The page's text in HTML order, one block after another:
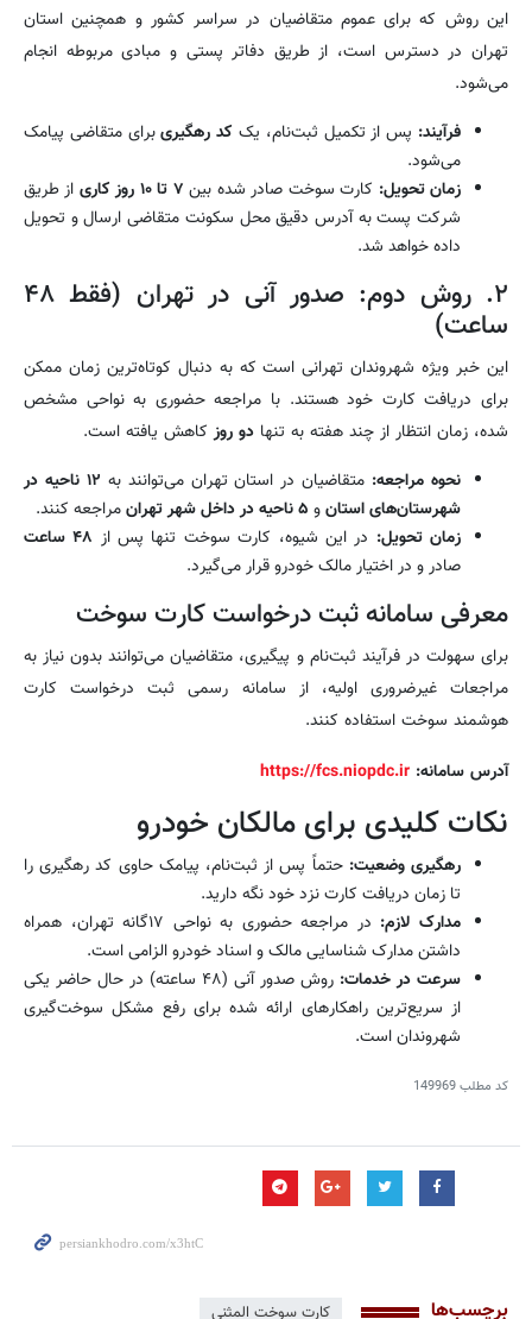
این روش که برای عموم متقاضیان در سراسر کشور و همچنین استان
تهران در دسترس است، از طریق دفاتر پستی و مبادی مربوطه انجام
می‌شود.
فرآیند: پس از تکمیل ثبت‌نام، یک کد رهگیریبرای متقاضی پیامک
می‌شود.
زمان تحویل: کارت سوخت صادر شده بین ۷ تا ۱۰ روز کاری
از طریق
شرکت پست به آدرس دقیق محل سکونت متقاضی ارسال و تحویل
داده خواهد شد.
۲. روش دوم: صدور آنی در تهران (فقط ۴۸
ساعت)
این خبر ویژه شهروندان تهرانی است که به دنبال کوتاه‌ترین زمان ممکن
برای دریافت کارت خود هستند. با مراجعه حضوری به نواحی مشخص
شده، زمان انتظار از چند هفته به تنها دو روزکاهش یافته است.
نحوه مراجعه: متقاضیان در استان تهران می‌توانند به
۱۲ ناحیه در
شهرستان‌های استانو ۵ ناحیه در داخل شهر تهران
مراجعه کنند.
زمان تحویل: در این شیوه، کارت سوخت تنها پس از ۴۸ ساعت
صادر و در اختیار مالک خودرو قرار می‌گیرد.
معرفی سامانه ثبت درخواست کارت سوخت
برای سهولت در فرآیند ثبت‌نام و پیگیری، متقاضیان می‌توانند بدون نیاز به
مراجعات غیرضروری اولیه، از سامانه رسمی ثبت درخواست کارت
هوشمند سوخت استفاده کنند.
آدرس سامانه: https://fcs.niopdc.ir
نکات کلیدی برای مالکان خودرو
رهگیری وضعیت: حتماً پس از ثبت‌نام، پیامک حاوی کد رهگیری را
تا زمان دریافت کارت نزد خود نگه دارید.
مدارک لازم:
در مراجعه حضوری به نواحی ۱۷‌گانه تهران، همراه
داشتن مدارک شناسایی مالک و اسناد خودرو الزامی است.
سرعت در خدمات:
روش صدور آنی (۴۸ ساعته) در حال حاضر یکی
از سریع‌ترین راهکارهای ارائه شده برای رفع مشکل سوخت‌گیری
شهروندان است.
کد مطلب149969
برچسب‌ها کارت سوخت المثنی